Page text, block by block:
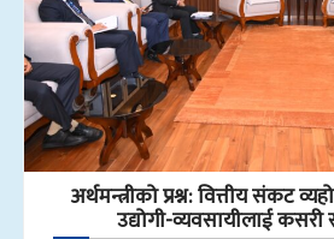
अर्थमन्त्रीको प्रश्न: वित्तीय संकट
उद्योगी-व्यवसायीलाई कसरी